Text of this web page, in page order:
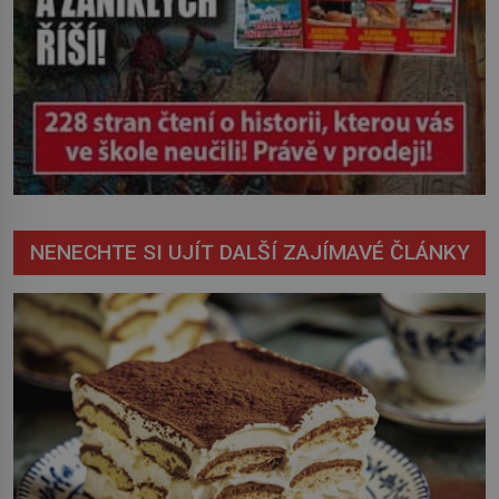
NENECHTE SI UJÍT DALŠÍ ZAJÍMAVÉ ČLÁNKY